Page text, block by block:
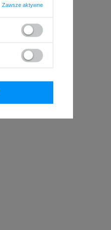
Zawsze aktywne